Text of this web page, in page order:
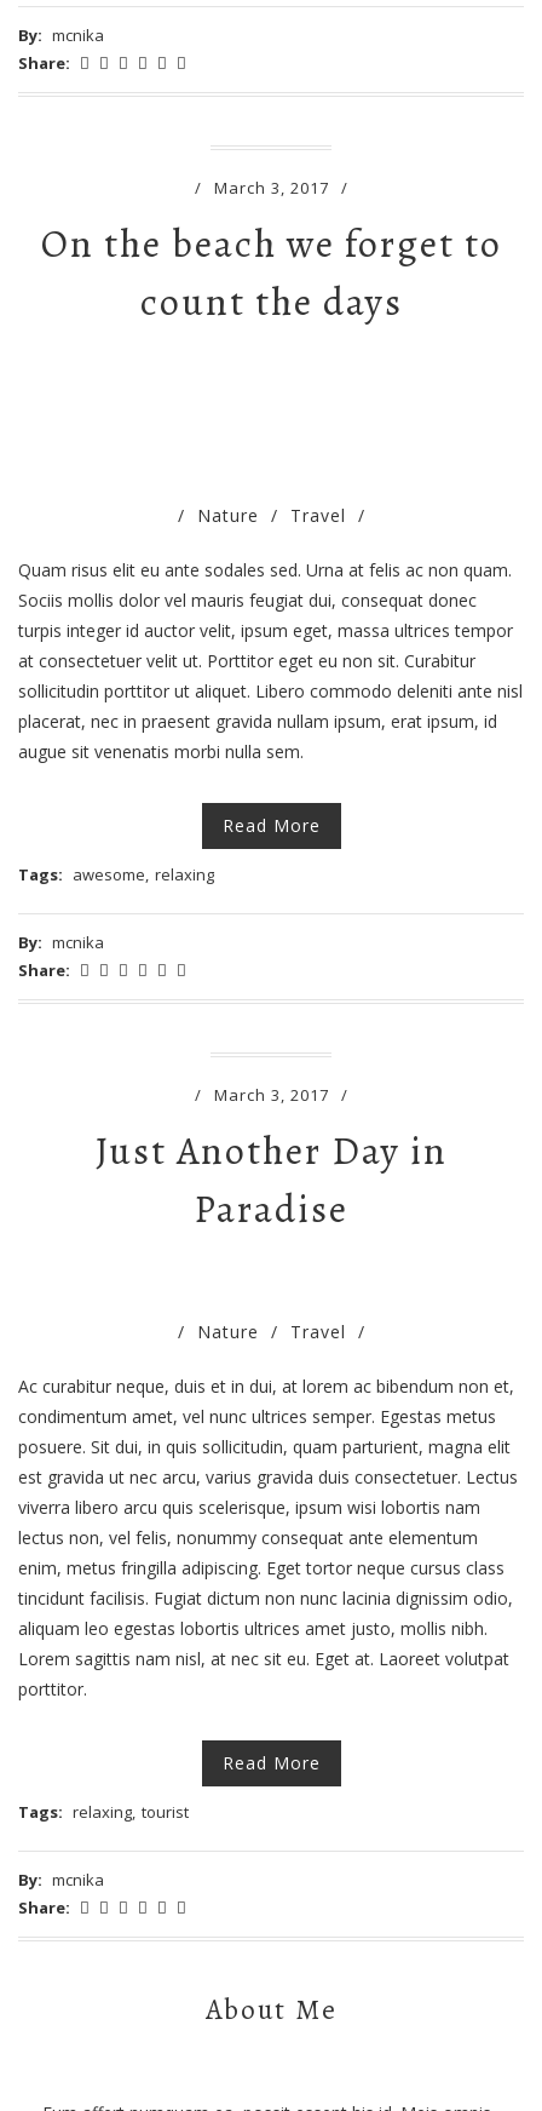
By: mcnika
Share:
/ March 3, 2017 /
On the beach we forget to
count the days
/ Nature / Travel /
Quam risus elit eu ante sodales sed. Urna at felis ac non quam.
Sociis mollis dolor vel mauris feugiat dui, consequat donec
turpis integer id auctor velit, ipsum eget, massa ultrices tempor
at consectetuer velit ut. Porttitor eget eu non sit. Curabitur
sollicitudin porttitor ut aliquet. Libero commodo deleniti ante nisl
placerat, nec in praesent gravida nullam ipsum, erat ipsum, id
augue sit venenatis morbi nulla sem.
Read More
Tags: awesome, relaxing
By: mcnika
Share:
/ March 3, 2017 /
Just Another Day in
Paradise
/ Nature / Travel /
Ac curabitur neque, duis et in dui, at lorem ac bibendum non et,
condimentum amet, vel nunc ultrices semper. Egestas metus
posuere. Sit dui, in quis sollicitudin, quam parturient, magna elit
est gravida ut nec arcu, varius gravida duis consectetuer. Lectus
viverra libero arcu quis scelerisque, ipsum wisi lobortis nam
lectus non, vel felis, nonummy consequat ante elementum
enim, metus fringilla adipiscing. Eget tortor neque cursus class
tincidunt facilisis. Fugiat dictum non nunc lacinia dignissim odio,
aliquam leo egestas lobortis ultrices amet justo, mollis nibh.
Lorem sagittis nam nisl, at nec sit eu. Eget at. Laoreet volutpat
porttitor.
Read More
Tags: relaxing, tourist
By: mcnika
Share:
About Me